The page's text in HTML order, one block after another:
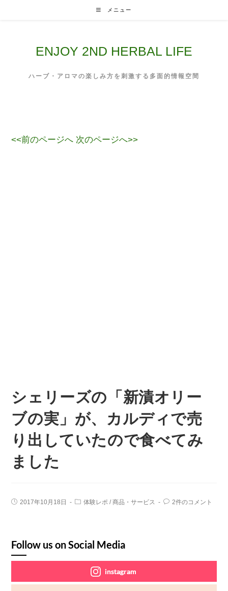
メニュー
ENJOY 2ND HERBAL LIFE
ハーブ・アロマの楽しみ方を刺激する多面的情報空間
<<前のページへ 次のページへ>>
シェリーズの「新漬オリー
ブの実」が、カルディで売
り出していたので食べてみ
ました
2017年10月18日 体験レポ / 商品・サービス 2件のコメント
Follow us on Social Media
instagram